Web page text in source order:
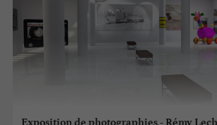
Exposition de photographies - Rémy